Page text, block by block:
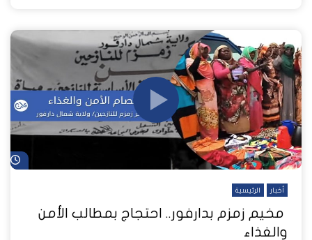
أخبار الرئيسية
مخيم زمزم بدارفور.. احتجاج بمطالب الأمن
والغذاء